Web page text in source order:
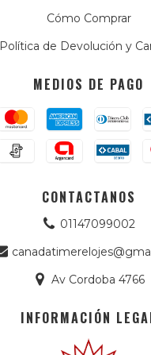
Cómo Comprar
Política de Devolución y
MEDIOS DE PAGO
CONTACTANOS
01147099002
Av Cordoba 4766
INFORMACIÓN